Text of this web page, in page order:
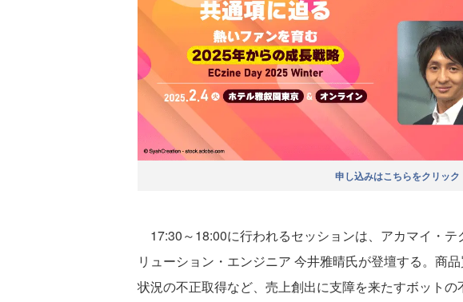
申し込みはこちらをクリック
17:30～18:00に行われるセッションは、アカマイ・テ
リューション・エンジニア 今井雅晴氏が登壇する。商
状況の不正取得など、売上創出に支障を来たすボット